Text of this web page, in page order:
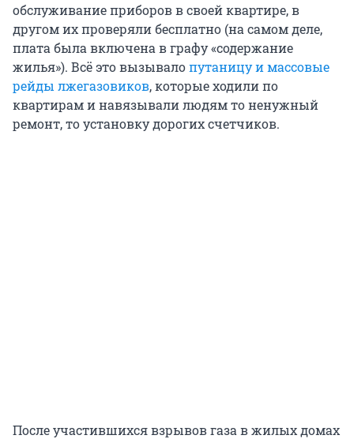
обслуживание приборов в своей квартире, в
другом их проверяли бесплатно (на самом деле,
плата была включена в графу «содержание
жилья»). Всё это вызывалопутаницу и массовые
рейды лжегазовиков, которые ходили по
квартирам и навязывали людям то ненужный
ремонт, то установку дорогих счетчиков.
После участившихся взрывов газа в жилых домах